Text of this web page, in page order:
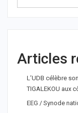
Articles
L’UDB célèbre
TIGALEKOU aux
EEG / Synode